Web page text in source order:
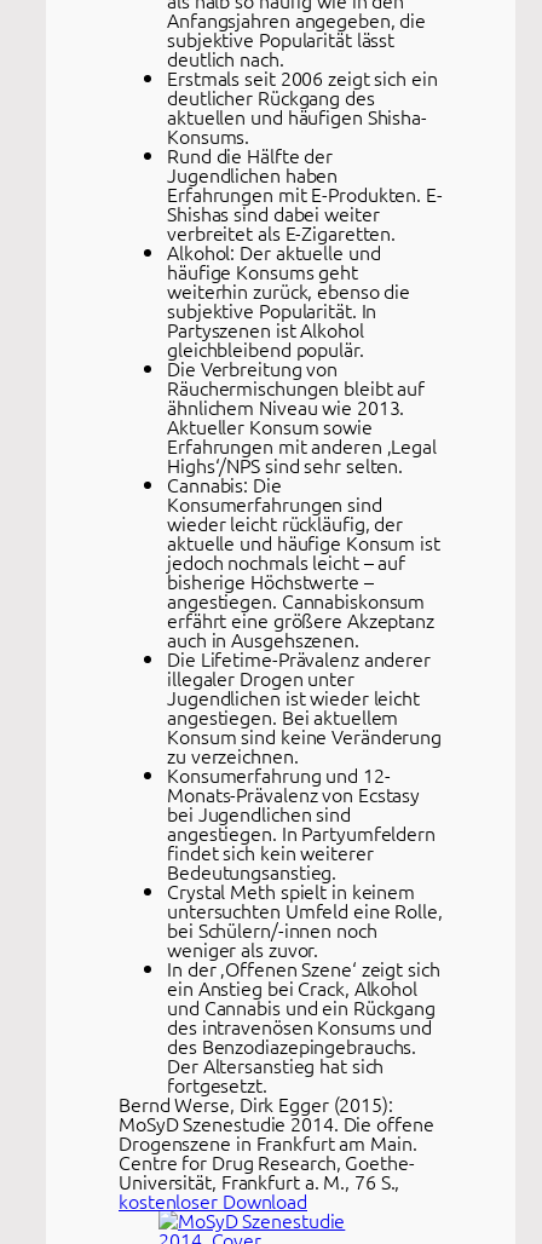
Anfangsjahren angegeben, die
subjektive Popularität lässt
deutlich nach.
Erstmals seit 2006 zeigt sich ein
deutlicher Rückgang des
aktuellen und häufigen Shisha-
Konsums.
Rund die Hälfte der
Jugendlichen haben
Erfahrungen mit E-Produkten. E-
Shishas sind dabei weiter
verbreitet als E-Zigaretten.
Alkohol: Der aktuelle und
häufige Konsums geht
weiterhin zurück, ebenso die
subjektive Popularität. In
Partyszenen ist Alkohol
gleichbleibend populär.
Die Verbreitung von
Räuchermischungen bleibt auf
ähnlichem Niveau wie 2013.
Aktueller Konsum sowie
Erfahrungen mit anderen ‚Legal
Highs‘/NPS sind sehr selten.
Cannabis: Die
Konsumerfahrungen sind
wieder leicht rückläufig, der
aktuelle und häufige Konsum ist
jedoch nochmals leicht – auf
bisherige Höchstwerte –
angestiegen. Cannabiskonsum
erfährt eine größere Akzeptanz
auch in Ausgehszenen.
Die Lifetime-Prävalenz anderer
illegaler Drogen unter
Jugendlichen ist wieder leicht
angestiegen. Bei aktuellem
Konsum sind keine Veränderung
zu verzeichnen.
Konsumerfahrung und 12-
Monats-Prävalenz von Ecstasy
bei Jugendlichen sind
angestiegen. In Partyumfeldern
findet sich kein weiterer
Bedeutungsanstieg.
Crystal Meth spielt in keinem
untersuchten Umfeld eine Rolle,
bei Schülern/-innen noch
weniger als zuvor.
In der ‚Offenen Szene‘ zeigt sich
ein Anstieg bei Crack, Alkohol
und Cannabis und ein Rückgang
des intravenösen Konsums und
des Benzodiazepingebrauchs.
Der Altersanstieg hat sich
fortgesetzt.
Bernd Werse, Dirk Egger (2015):
MoSyD Szenestudie 2014. Die offene
Drogenszene in Frankfurt am Main.
Centre for Drug Research, Goethe-
Universität, Frankfurt a. M., 76 S.,
kostenloser Download